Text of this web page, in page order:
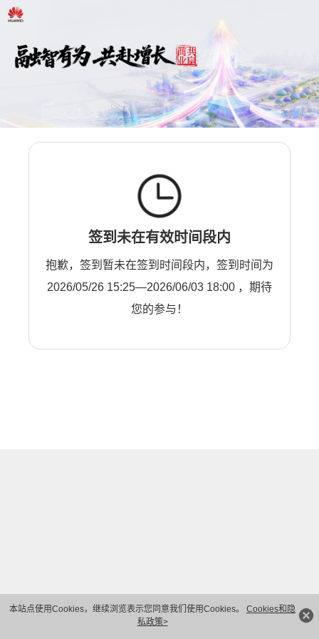
本站点使用Cookies，继续浏览表示您同意我们使用Cookies。 Cookies和隐
私政策>
签到未在有效时间段内
抱歉，签到暂未在签到时间段内，签到时间为
2026/05/26 15:25—2026/06/03 18:00 ，期待
您的参与！